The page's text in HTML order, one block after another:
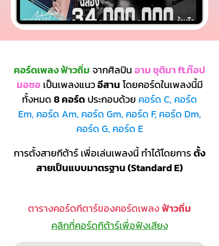
คอร์ดเพลง ฟ้าวถิ่ม จากศิลปิน อาม ชุติมา ft.ท๊อป
มอซอเป็นเพลงแนวอีสาน โดยคอร์ดในเพลงนี้มี
ทั้งหมด 8 คอร์ด ประกอบด้วย คอร์ด C, คอร์ด
Em, คอร์ด Am, คอร์ด Gm, คอร์ด F, คอร์ด Dm,
คอร์ด G, คอร์ด E
การตั้งสายกีต้าร์ เพื่อเล่นเพลงนี้ ทำได้โดยการตั้ง
สายเป็นแบบมาตรฐาน (Standard E)
ตารางคอร์ดกีตาร์ของคอร์ดเพลงฟ้าวถิ่ม
คลิกที่คอร์ดกีต้าร์เพื่อฟังเสียง